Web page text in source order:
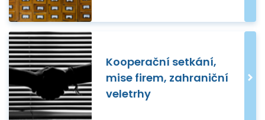
Kooperační setkání,
mise firem, zahraniční
veletrhy